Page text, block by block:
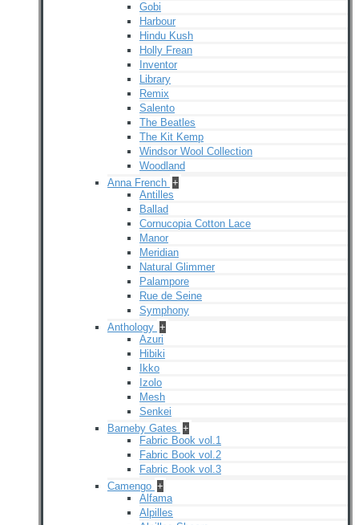
Gobi
Harbour
Hindu Kush
Holly Frean
Inventor
Library
Remix
Salento
The Beatles
The Kit Kemp
Windsor Wool Collection
Woodland
Anna French +
Antilles
Ballad
Cornucopia Cotton Lace
Manor
Meridian
Natural Glimmer
Palampore
Rue de Seine
Symphony
Anthology +
Azuri
Hibiki
Ikko
Izolo
Mesh
Senkei
Barneby Gates +
Fabric Book vol.1
Fabric Book vol.2
Fabric Book vol.3
Camengo +
Alfama
Alpilles